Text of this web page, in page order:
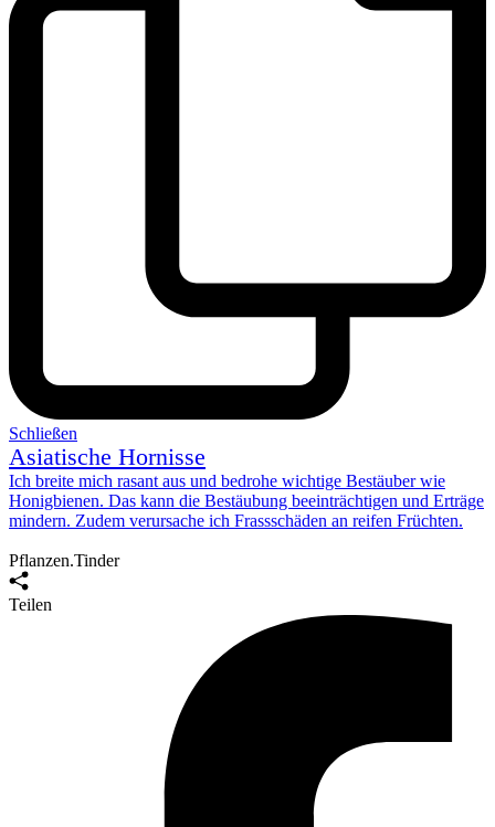
Schließen
Asiatische Hornisse
Ich breite mich rasant aus und bedrohe wichtige Bestäuberwie
Honigbienen. Das kann die Bestäubung beeinträchtigen und Erträge
mindern. Zudem verursache ich Frassschäden an reifen Früchten.
Pflanzen.Tinder
Teilen